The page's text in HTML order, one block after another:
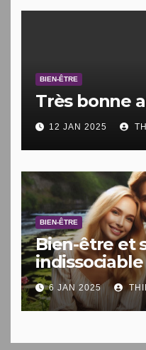
BIEN-ÊTRE
Très bonne
12 JAN 2025
BIEN-ÊTRE
Bien-être et
indissociable
6 JAN 2025